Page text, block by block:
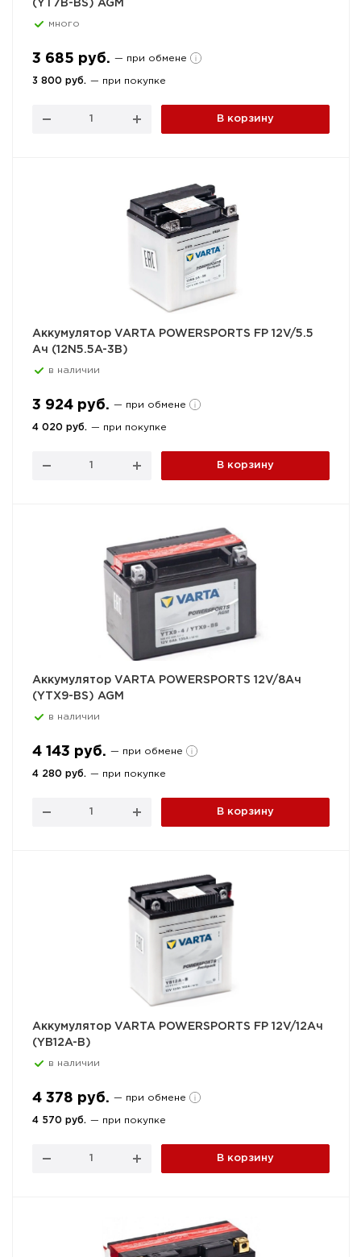
(YT7B-BS) AGM
много
3 685 руб. — при обмене
3 800 руб. — при покупке
В корзину
Аккумулятор VARTA POWERSPORTS FP 12V/5.5
Ач (12N5.5A-3B)
в наличии
3 924 руб. — при обмене
4 020 руб. — при покупке
В корзину
Аккумулятор VARTA POWERSPORTS 12V/8Ач
(YTX9-BS) AGM
в наличии
4 143 руб. — при обмене
4 280 руб. — при покупке
В корзину
Аккумулятор VARTA POWERSPORTS FP 12V/12Ач
(YB12A-B)
в наличии
4 378 руб. — при обмене
4 570 руб. — при покупке
В корзину